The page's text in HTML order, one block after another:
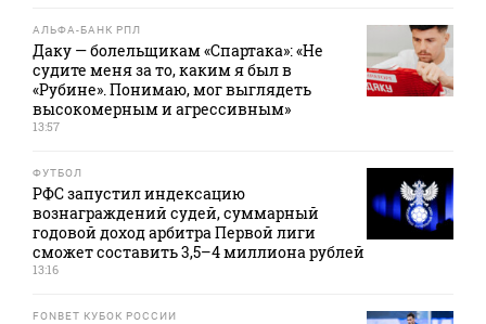
АЛЬФА-БАНК РПЛ
Даку — болельщикам «Спартака»: «Не
судите меня за то, каким я был в
«Рубине». Понимаю, мог выглядеть
высокомерным и агрессивным»
13:57
ФУТБОЛ
РФС запустил индексацию
вознаграждений судей, суммарный
годовой доход арбитра Первой лиги
сможет составить 3,5–4 миллиона рублей
13:16
FONBET КУБОК РОССИИ